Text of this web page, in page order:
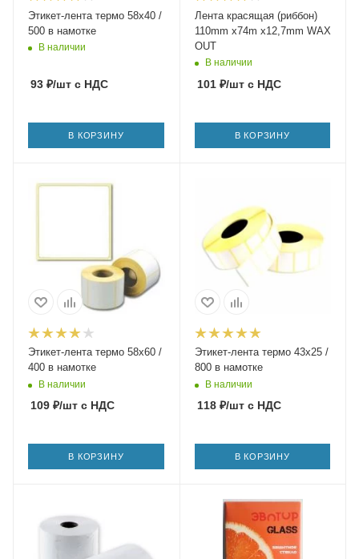
Этикет-лента термо 58х40 /
500 в намотке
В наличии
93 ₽/шт с НДС
В КОРЗИНУ
Лента красящая (риббон)
110mm x74m x12,7mm WAX
OUT
В наличии
101₽/штс НДС
В КОРЗИНУ
Этикет-лента термо 58х60 /
400 в намотке
В наличии
109 ₽/шт с НДС
В КОРЗИНУ
Этикет-лента термо 43х25 /
800 в намотке
В наличии
118₽/штс НДС
В КОРЗИНУ